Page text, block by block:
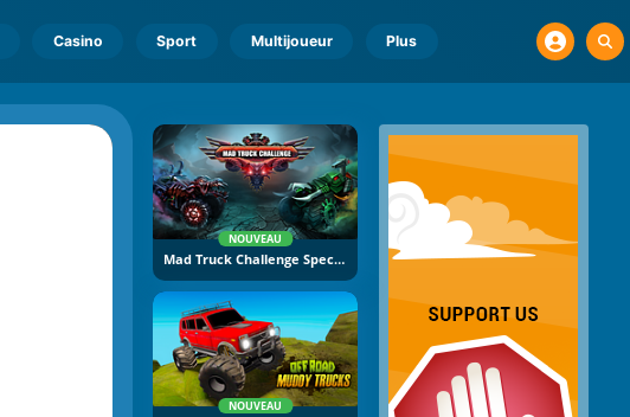
Casino Sport Multijoueur Plus
NOUVEAU
Mad Truck Challenge Special
NOUVEAU